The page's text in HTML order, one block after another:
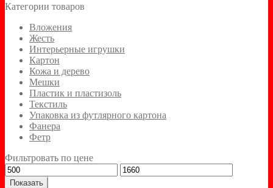
Категории товаров
Вложения
Жесть
Интерьерные игрушки
Картон
Кожа и дерево
Мешки
Пластик и пластизоль
Текстиль
Упаковка из футлярного картона
Фанера
Фетр
Фильтровать по цене
Показать